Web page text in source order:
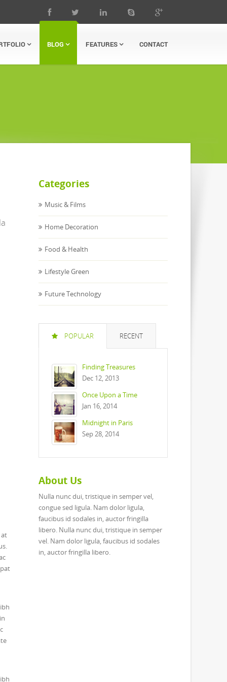
BLOG FEATURES CONTACT
Categories
Music & Films
Home Decoration
Food & Health
Lifestyle Green
Future Technology
POPULAR RECENT
Finding Treasures
Dec 12, 2013
Once Upon a Time
Jan 16, 2014
Midnight in Paris
Sep 28, 2014
About Us
Nulla nunc dui, tristique in semper vel,
congue sed ligula. Nam dolor ligula,
faucibus id sodales in, auctor fringilla
libero. Nulla nunc dui, tristique in semper
vel. Nam dolor ligula, faucibus id sodales
in, auctor fringilla libero.